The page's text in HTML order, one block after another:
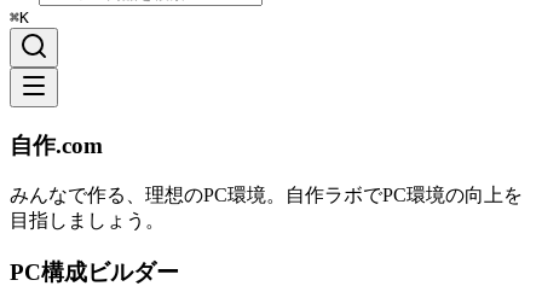
⌘K
自作.com
みんなで作る、理想のPC環境。 自作ラボでPC環境の向上を
目指しましょう。
PC構成ビルダー